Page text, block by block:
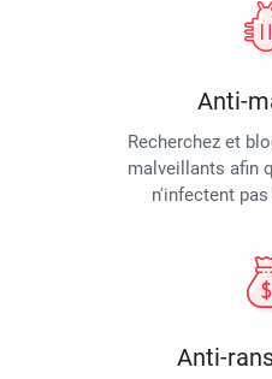
Anti-
Recherchez et
malveillants afin
n'infectent
Anti-